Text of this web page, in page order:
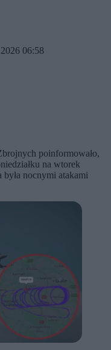
06:58
poinformowało,
na wtorek
nocnymi atakami